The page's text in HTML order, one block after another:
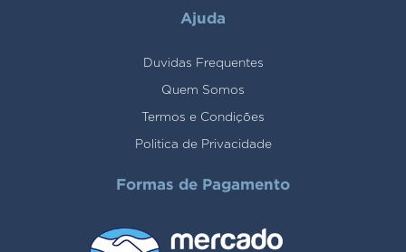
Ajuda
Duvidas Frequentes
Quem Somos
Termos e Condições
Politica de Privacidade
Formas de Pagamento